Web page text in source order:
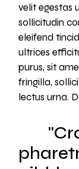
velit egestas
sollicitudin
eleifend
ultrices
purus, sit
fringilla,
lectus urna.